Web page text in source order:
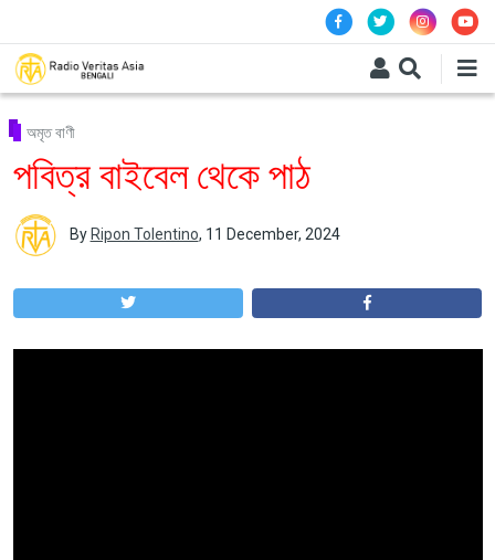
অমৃত বাণী
পবিত্র বাইবেল থেকে পাঠ
By Ripon Tolentino, 11 December, 2024